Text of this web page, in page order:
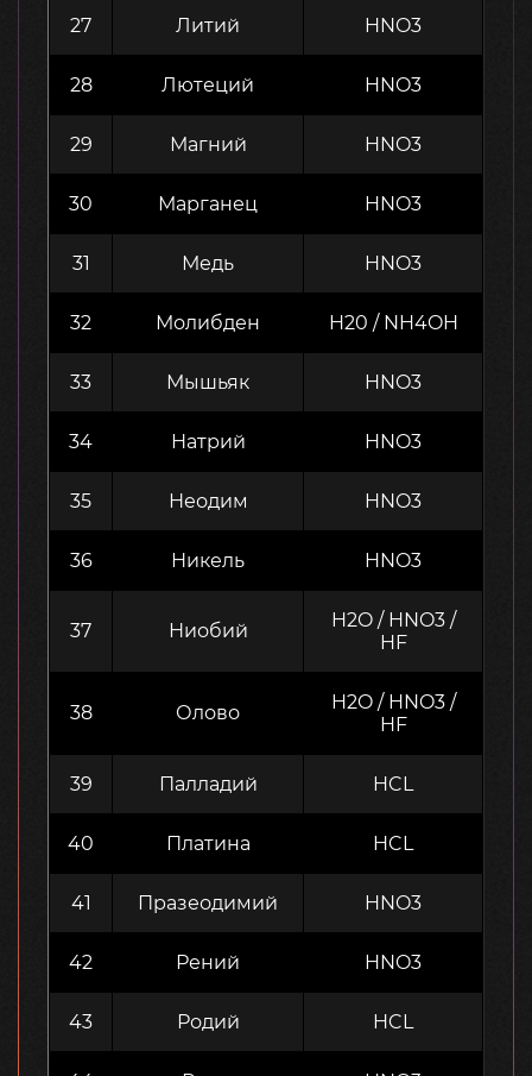
27 Литий HNO3
28 Лютеций HNO3
29 Магний HNO3
30 Марганец HNO3
31 Медь HNO3
32 Молибден H20 / NH4OH
33 Мышьяк HNO3
34 Натрий HNO3
35 Неодим HNO3
36 Никель HNO3
37 Ниобий
H2O / HNO3 /
HF
38 Олово
H2O / HNO3 /
HF
39 Палладий HCL
40 Платина HCL
41 Празеодимий HNO3
42 Рений HNO3
43 Родий HCL